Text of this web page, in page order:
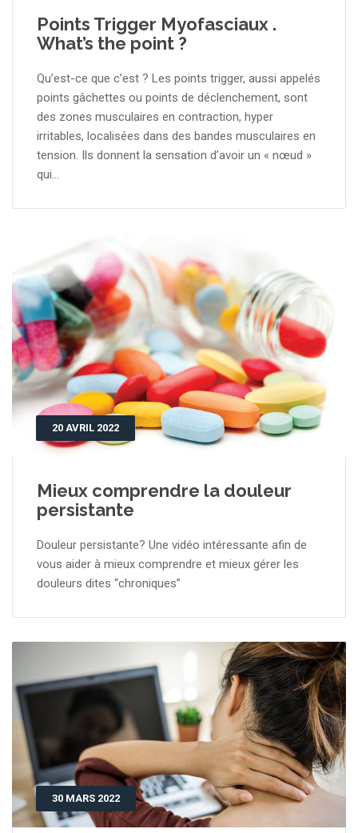
Points Trigger Myofasciaux .
What’s the point ?
Qu’est-ce que c’est ? Les points trigger, aussi appelés
points gâchettes ou points de déclenchement, sont
des zones musculaires en contraction, hyper
irritables, localisées dans des bandes musculaires en
tension. Ils donnent la sensation d’avoir un « nœud »
qui...
20 AVRIL 2022
Mieux comprendre la douleur
persistante
Douleur persistante? Une vidéo intéressante afin de
vous aider à mieux comprendre et mieux gérer les
douleurs dites “chroniques”
30 MARS 2022